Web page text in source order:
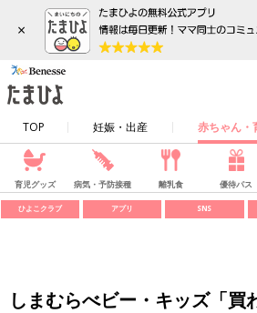
×
TOP 妊娠・出産 赤ちゃん・
育児グッズ 病気・予防接種 離乳食 優待パス
ひよこクラブ アプリ SNS
しまむらべビー・キッズ「買